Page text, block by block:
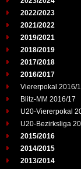
2022/2023
2021/2022
2019/2021
2018/2019
2017/2018
2016/2017
Viererpokal 2016/
Blitz-MM 2016/17
U20-Viererpokal
U20-Bezirksliga
2015/2016
2014/2015
2013/2014